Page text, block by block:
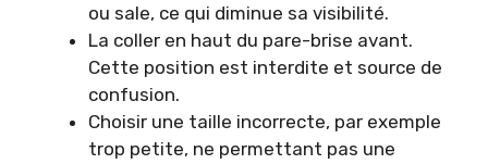
ou sale, ce qui diminue sa visibilité.
La coller en haut du pare-brise avant.
Cette position est interdite et source de
confusion.
Choisir une taille incorrecte, par exemple
trop petite, ne permettant pas une